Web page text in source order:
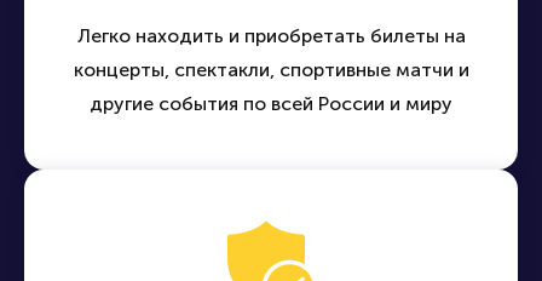
Легко находить и приобретать билеты на
концерты, спектакли, спортивные матчи и
другие события по всей России и миру